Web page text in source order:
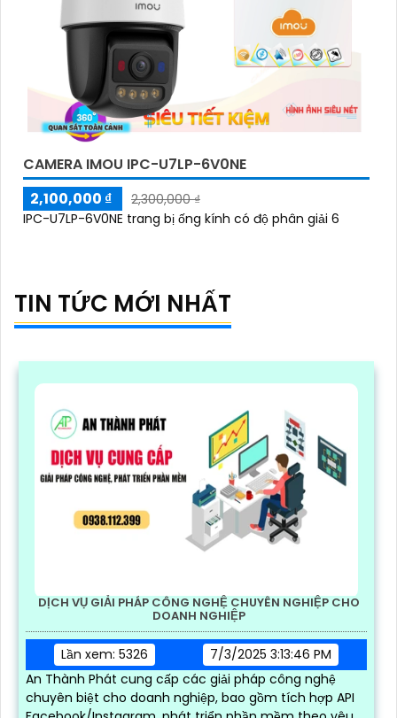
CAMERA IMOU IPC-U7LP-6V0NE
2,100,000 ₫
2,300,000 ₫
IPC-U7LP-6V0NE trang bị ống kính có độ phân giải 6
TIN TỨC MỚI NHẤT
DỊCH VỤ GIẢI PHÁP CÔNG NGHỆ CHUYÊN NGHIỆP CHO
DOANH NGHIỆP
Lần xem: 5326
7/3/2025 3:13:46 PM
An Thành Phát cung cấp các giải pháp công nghệ
chuyên biệt cho doanh nghiệp, bao gồm tích hợp API